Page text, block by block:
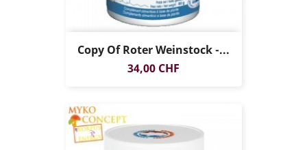
Copy Of Roter Weinstock -...
Preis
34,00 CHF